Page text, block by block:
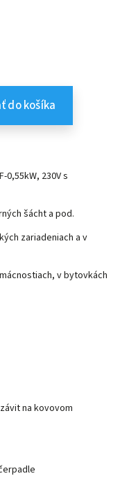
do košíka
0,55kW, 230V s
šácht a pod.
zariadeniach a v
v bytovkách
na kovovom